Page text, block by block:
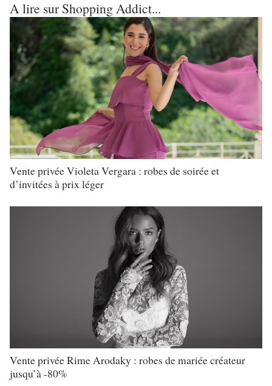
A lire sur Shopping Addict...
Vente privée Violeta Vergara : robes de soirée et
d’invitées à prix léger
Vente privée Rime Arodaky : robes de mariée créateur
jusqu’à -80%